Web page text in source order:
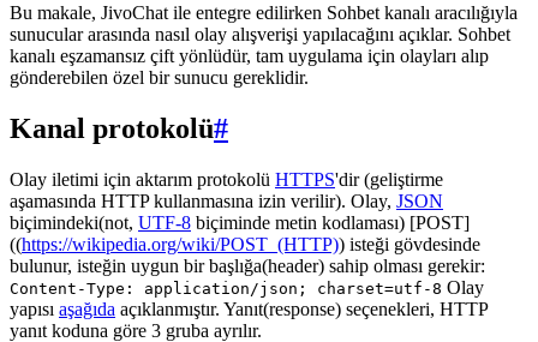
Bu makale, JivoChat ile entegre edilirken Sohbet kanalı aracılığıyla
sunucular arasında nasıl olay alışverişi yapılacağını açıklar. Sohbet
kanalı eşzamansız çift yönlüdür, tam uygulama için olayları alıp
gönderebilen özel bir sunucu gereklidir.
Kanal protokolü#
Olay iletimi için aktarım protokolü HTTPS'dir (geliştirme
aşamasında HTTP kullanmasına izin verilir). Olay, JSON
biçimindeki(not, UTF-8 biçiminde metin kodlaması) [POST]
((https://wikipedia.org/wiki/POST_(HTTP)) isteği gövdesinde
bulunur, isteğin uygun bir başlığa(header) sahip olması gerekir:
Content-Type: application/json; charset=utf-8 Olay
yapısı aşağıda açıklanmıştır. Yanıt(response) seçenekleri, HTTP
yanıt koduna göre 3 gruba ayrılır.